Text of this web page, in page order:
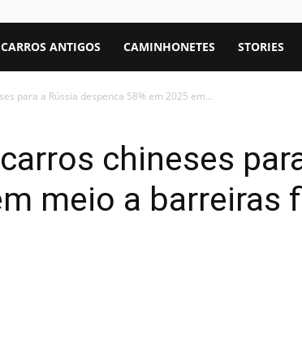
CARROS ANTIGOS CAMINHONETES STORIES
para a Rússia despenca 58% em 2025 em...
chineses
meio a barreiras